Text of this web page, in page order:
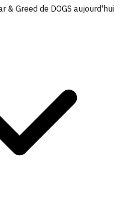
& Greed de DOGS aujourd'hui